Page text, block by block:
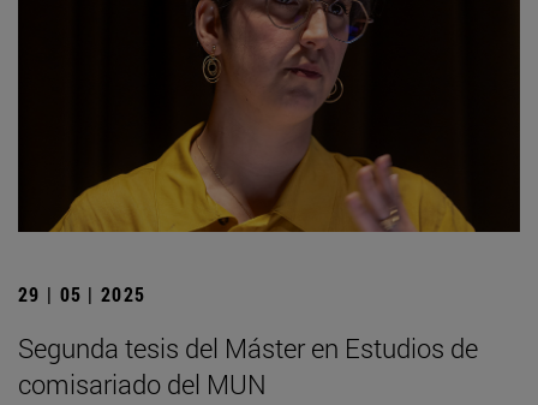
29 | 05 | 2025
Segunda tesis del Máster en Estudios de
comisariado del MUN